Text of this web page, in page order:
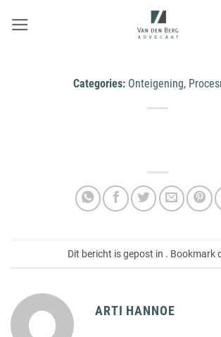
naar
Categories: Onteigening,
Dit bericht is gepost in . Bookmark
ARTI HANNOE